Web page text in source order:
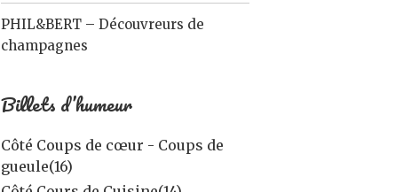
PHIL&BERT – Découvreurs de
champagnes
Billets d’humeur
Côté Coups de cœur - Coups de
gueule(16)